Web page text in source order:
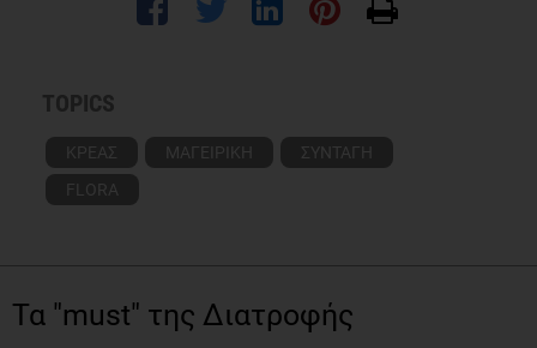
TOPICS
ΚΡΕΑΣ ΜΑΓΕΙΡΙΚΗ
ΣΥΝΤΑΓΗ
FLORA
Τα "must" της Διατροφής